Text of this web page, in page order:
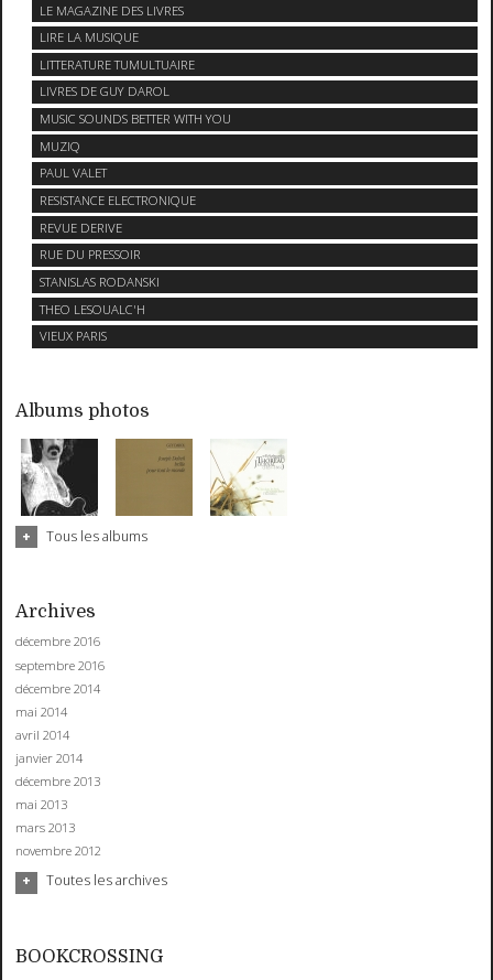
LE MAGAZINE DES LIVRES
LIRE LA MUSIQUE
LITTERATURE TUMULTUAIRE
LIVRES DE GUY DAROL
MUSIC SOUNDS BETTER WITH YOU
MUZIQ
PAUL VALET
RESISTANCE ELECTRONIQUE
REVUE DERIVE
RUE DU PRESSOIR
STANISLAS RODANSKI
THEO LESOUALC'H
VIEUX PARIS
Albums photos
Tous les albums
Archives
décembre 2016
septembre 2016
décembre 2014
mai 2014
avril 2014
janvier 2014
décembre 2013
mai 2013
mars 2013
novembre 2012
Toutes les archives
BOOKCROSSING